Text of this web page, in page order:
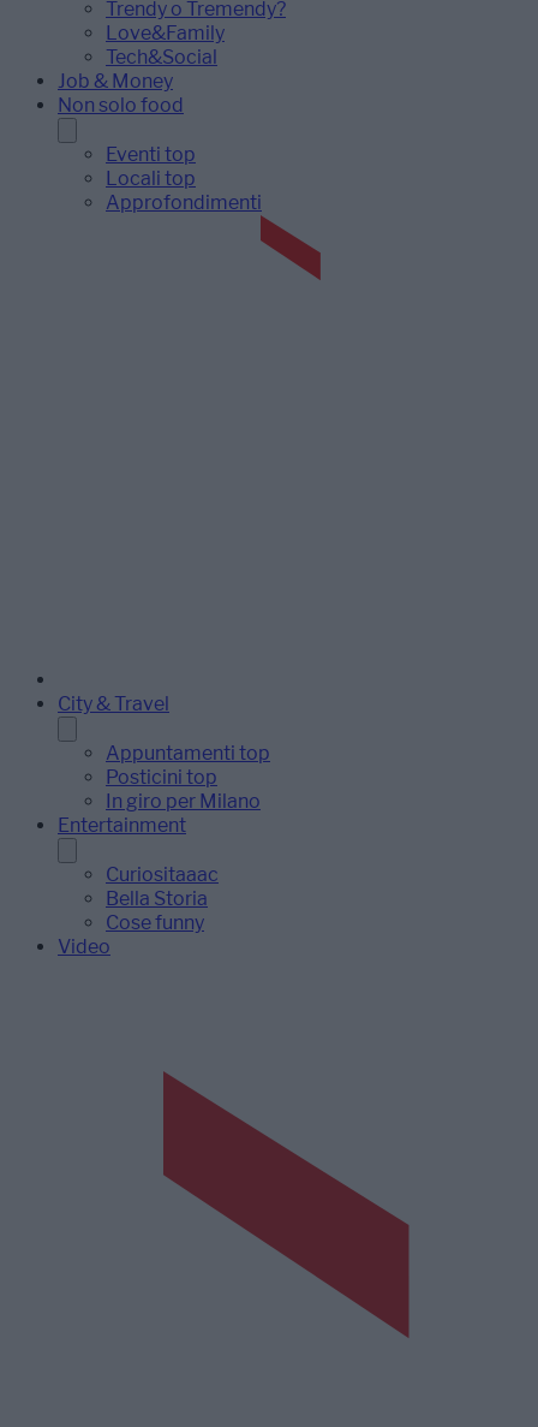
Trendy o Tremendy?
Love&Family
Tech&Social
Job & Money
Non solo food
Eventi top
Locali top
Approfondimenti
City & Travel
Appuntamenti top
Posticini top
In giro per Milano
Entertainment
Curiositaaac
Bella Storia
Cose funny
Video